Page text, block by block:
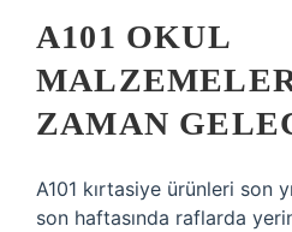
A101 OKUL
ZAMAN
A101 kırtasiye ürünleri son
son haftasında raflarda